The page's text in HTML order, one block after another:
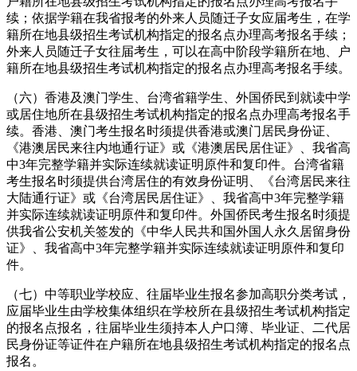
续；依据学籍在我省报考的外来人员随迁子女应届考生，在学
籍所在地县级招生考试机构指定的报名点办理高考报名手续；
外来人员随迁子女往届考生，可以在高中阶段学籍所在地、户
籍所在地县级招生考试机构指定的报名点办理高考报名手续。
（六）香港及澳门学生、台湾省籍学生、外国侨民到就读中学
或居住地所在县级招生考试机构指定的报名点办理高考报名手
续。香港、澳门考生报名时须提供香港或澳门居民身份证、
《港澳居民来往内地通行证》或《港澳居民居住证》、我省高
中3年完整学籍并实际连续就读证明原件和复印件。台湾省籍
考生报名时须提供台湾居住的有效身份证明、《台湾居民来往
大陆通行证》或《台湾居民居住证》、我省高中3年完整学籍
并实际连续就读证明原件和复印件。外国侨民考生报名时须提
供我省公安机关签发的《中华人民共和国外国人永久居留身份
证》、我省高中3年完整学籍并实际连续就读证明原件和复印
件。
（七）中等职业学校应、往届毕业生报名参加高职分类考试，
应届毕业生由学校集体组织在学校所在县级招生考试机构指定
的报名点报名，往届毕业生须持本人户口簿、毕业证、二代居
民身份证等证件在户籍所在地县级招生考试机构指定的报名点
报名。